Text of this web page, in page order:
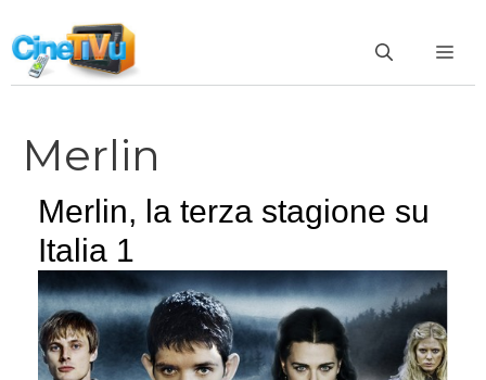
al
contenuto
Merlin
Merlin, la terza stagione su
Italia 1